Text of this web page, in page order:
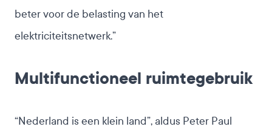
beter voor de belasting van het
elektriciteitsnetwerk.”
Multifunctioneel ruimtegebruik
“Nederland is een klein land”, aldus Peter Paul